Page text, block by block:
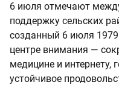
6 июля отмечают
поддержку сельских
созданный 6 июля 1979
центре внимания —
медицине и интернету,
устойчивое